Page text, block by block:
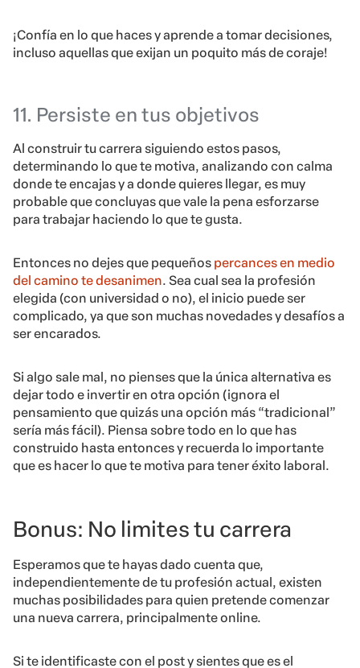
¡Confía en lo que haces y aprende a tomar decisiones,
incluso aquellas que exijan un poquito más de coraje!
11. Persiste en tus objetivos
Al construir tu carrera siguiendo estos pasos,
determinando lo que te motiva, analizando con calma
donde te encajas y a donde quieres llegar, es muy
probable que concluyas que vale la pena esforzarse
para trabajar haciendo lo que te gusta.
Entonces no dejes que pequeños percances en medio
del camino te desanimen. Sea cual sea la profesión
elegida (con universidad o no), el inicio puede ser
complicado, ya que son muchas novedades y desafíos a
ser encarados.
Si algo sale mal, no pienses que la única alternativa es
dejar todo e invertir en otra opción (ignora el
pensamiento que quizás una opción más “tradicional”
sería más fácil). Piensa sobre todo en lo que has
construido hasta entonces y recuerda lo importante
que es hacer lo que te motiva para tener éxito laboral.
Bonus: No limites tu carrera
Esperamos que te hayas dado cuenta que,
independientemente de tu profesión actual, existen
muchas posibilidades para quien pretende comenzar
una nueva carrera, principalmente online.
Si te identificaste con el post y sientes que es el